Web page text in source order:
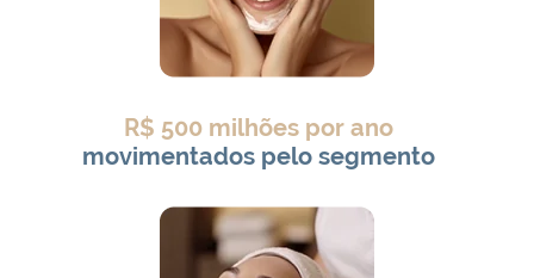
R$ 500 milhões por ano
movimentados pelo segmento